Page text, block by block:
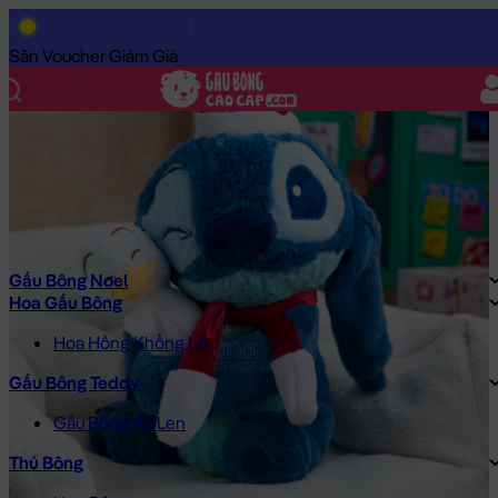
Săn Voucher Giảm Giá
Gấu Bông Noel
Hoa Gấu Bông
Hoa Hồng Khổng Lồ
Gấu Bông Teddy
Gấu Bông Áo Len
Thú Bông
Trang Chủ